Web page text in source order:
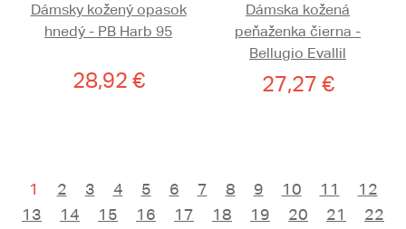
Dámsky kožený opasok
hnedý - PB Harb 95
28,92 €
Dámska kožená
peňaženka čierna -
Bellugio Evallil
27,27 €
1 2 3 4 5 6 7 8 9 10 11
12
13
14 15 16 17 18 19 20 21
22